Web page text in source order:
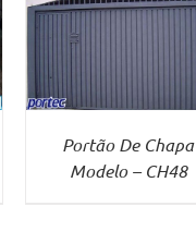
Portão De Chapa
Modelo – CH48